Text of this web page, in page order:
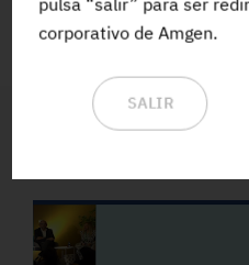
corporativo de Amgen.
SALIR